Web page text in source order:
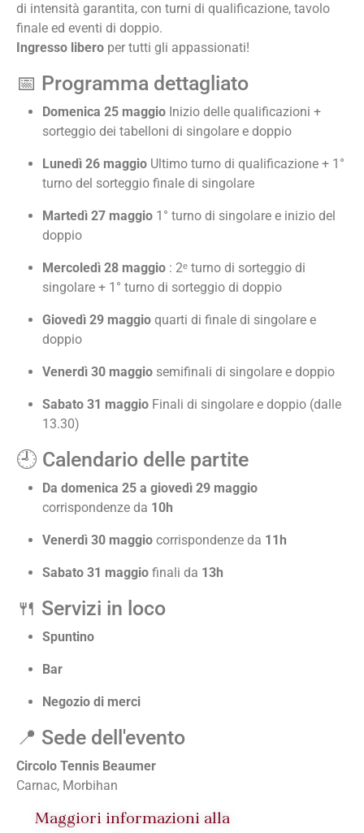
di intensità garantita, con turni di qualificazione, tavolo
finale ed eventi di doppio.
Ingresso libero per tutti gli appassionati!
📅 Programma dettagliato
Domenica 25 maggio Inizio delle qualificazioni +
sorteggio dei tabelloni di singolare e doppio
Lunedì 26 maggio Ultimo turno di qualificazione + 1°
turno del sorteggio finale di singolare
Martedì 27 maggio 1° turno di singolare e inizio del
doppio
Mercoledì 28 maggio : 2ᵉ turno di sorteggio di
singolare + 1° turno di sorteggio di doppio
Giovedì 29 maggio quarti di finale di singolare e
doppio
Venerdì 30 maggio semifinali di singolare e doppio
Sabato 31 maggio Finali di singolare e doppio (dalle
13.30)
🕘 Calendario delle partite
Da domenica 25 a giovedì 29 maggio
corrispondenze da 10h
Venerdì 30 maggio corrispondenze da 11h
Sabato 31 maggio finali da 13h
🍴 Servizi in loco
Spuntino
Bar
Negozio di merci
📍 Sede dell'evento
Circolo Tennis Beaumer
Carnac, Morbihan
Maggiori informazioni alla